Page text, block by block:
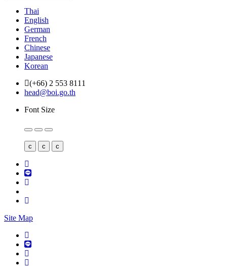
Thai
English
German
French
Chinese
Japanese
Korean
(+66) 2 553 8111
head@boi.go.th
Font Size
c c c
Site Map